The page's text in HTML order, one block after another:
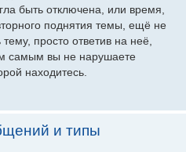
быть отключена, или время,
поднятия темы, ещё не
просто ответив на неё,
самым вы не нарушаете
находитесь.
и типы